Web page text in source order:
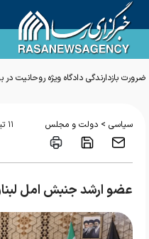
ضرورت بازدارندگی دادگاه ویژه روحانیت
سیاسی > دولت و مجلس ۱۱ تير ۱۴۰۵ - ۲۳:۴۲
عضو ارشد جنبش امل لبنان